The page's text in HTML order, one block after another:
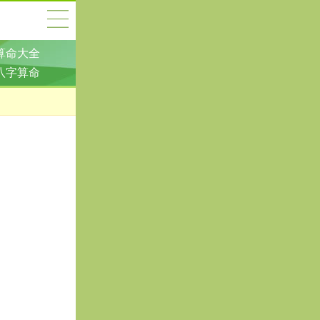
命大全
字算命